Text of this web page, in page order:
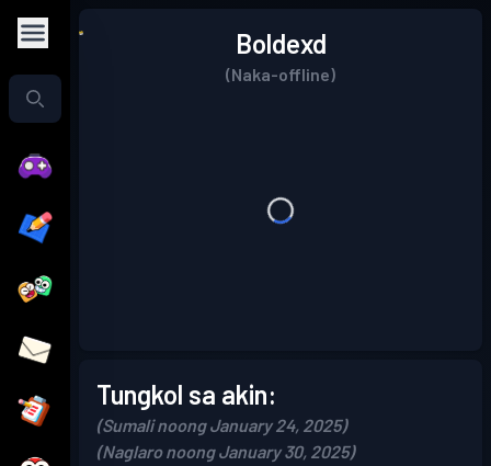
Boldexd
(Naka-offline)
Tungkol sa akin:
(Sumali noong January 24, 2025)
(Naglaro noong January 30, 2025)